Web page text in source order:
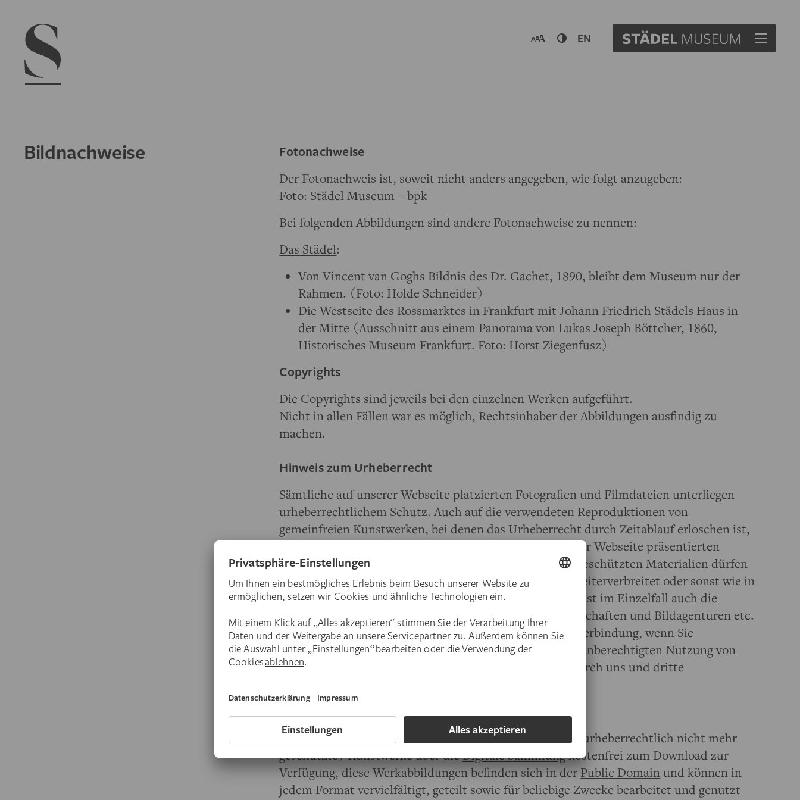
EN
Bildnachweise
Fotonachweise
Der Fotonachweis ist, soweit nicht anders angegeben, wie folgt anzugeben:
Foto: Städel Museum – bpk
Bei folgenden Abbildungen sind andere Fotonachweise zu nennen:
Das Städel:
Von Vincent van Goghs Bildnis des Dr. Gachet, 1890, bleibt dem Museum nur der
Rahmen. (Foto: Holde Schneider)
Die Westseite des Rossmarktes in Frankfurt mit Johann Friedrich Städels Haus in
der Mitte (Ausschnitt aus einem Panorama von Lukas Joseph Böttcher, 1860,
Historisches Museum Frankfurt. Foto: Horst Ziegenfusz)
Copyrights
Die Copyrights sind jeweils bei den einzelnen Werken aufgeführt.
Nicht in allen Fällen war es möglich, Rechtsinhaber der Abbildungen ausfindig zu
machen.
Hinweis zum Urheberrecht
Sämtliche auf unserer Webseite platzierten Fotografien und Filmdateien unterliegen
urheberrechtlichem Schutz. Auch auf die verwendeten Reproduktionen von
gemeinfreien Kunstwerken, bei denen das Urheberrecht durch Zeitablauf erloschen ist,
sind als solche geschützt. Gleiches gilt für die auf unserer Webseite präsentierten
Texte, Tonaufnahmen usw. Alle diese urheberrechtlich geschützten Materialien dürfen
nicht ohne unsere Zustimmung kopiert, vervielfältigt, weiterverbreitet oder sonst wie in
urheberrechtlich relevanter Weise genutzt werden. Ggf. ist im Einzelfall auch die
Einholung von Zustimmungen durch Verwertungsgesellschaften und Bildagenturen etc.
erforderlich. Setzen Sie sich deswegen bitte mit uns in Verbindung, wenn Sie
geschütztes Material verwenden möchten. Im Falle der unberechtigten Nutzung von
Material müssen Sie mit einer rechtlichen Verfolgung durch uns und dritte
Das Städel Museum stellt mehr als 24.000 gemeinfreie (urheberrechtlich nicht mehr
geschützte) Kunstwerke über dieDigitale Sammlungkostenfrei zum Download zur
Verfügung, diese Werkabbildungen befinden sich in der Public Domainund können in
jedem Format vervielfältigt, geteilt sowie für beliebige Zwecke bearbeitet und genutzt